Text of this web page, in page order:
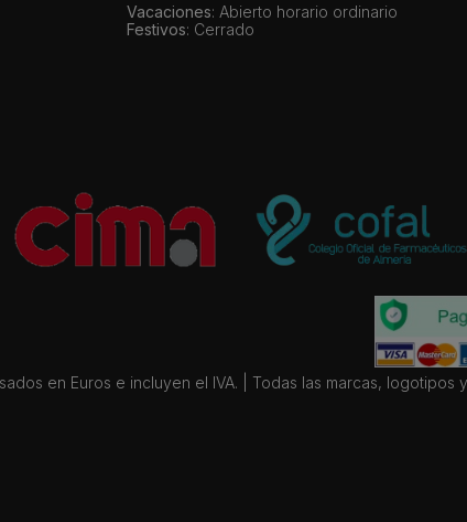
Vacaciones: Abierto horario ordinario
Festivos: Cerrado
en Euros e incluyen el IVA. | Todas las marcas,